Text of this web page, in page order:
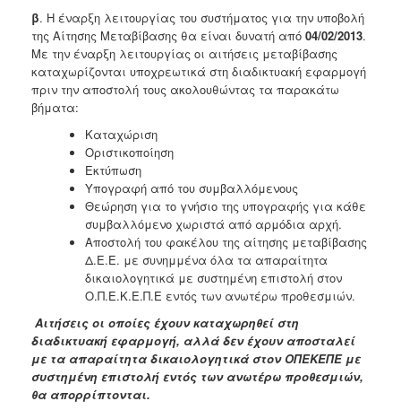
β. Η έναρξη λειτουργίας του συστήματος για την υποβολή
της Αίτησης Μεταβίβασης θα είναι δυνατή από 04/02/2013.
Με την έναρξη λειτουργίας οι αιτήσεις μεταβίβασης
καταχωρίζονται υποχρεωτικά στη διαδικτυακή εφαρμογή
πριν την αποστολή τους ακολουθώντας τα παρακάτω
βήματα:
Καταχώριση
Οριστικοποίηση
Εκτύπωση
Υπογραφή από του συμβαλλόμενους
Θεώρηση για το γνήσιο της υπογραφής για κάθε
συμβαλλόμενο χωριστά από αρμόδια αρχή.
Αποστολή του φακέλου της αίτησης μεταβίβασης
Δ.Ε.Ε. με συνημμένα όλα τα απαραίτητα
δικαιολογητικά με συστημένη επιστολή στον
Ο.Π.Ε.Κ.Ε.Π.Ε εντός των ανωτέρω προθεσμιών.
Αιτήσεις οι οποίες έχουν καταχωρηθεί στη
διαδικτυακή εφαρμογή, αλλά δεν έχουν αποσταλεί
με τα απαραίτητα δικαιολογητικά στον ΟΠΕΚΕΠΕ με
συστημένη επιστολή εντός των ανωτέρω προθεσμιών,
θα απορρίπτονται.